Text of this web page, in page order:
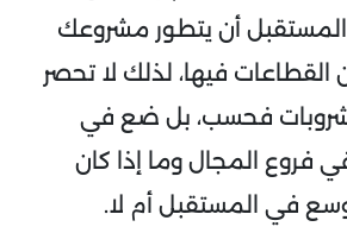
أن يتطور مشروعك
فيها، لذلك لا تحصر
فحسب، بل ضع في
فروع المجال وما إذا كان
في المستقبل أم لا.